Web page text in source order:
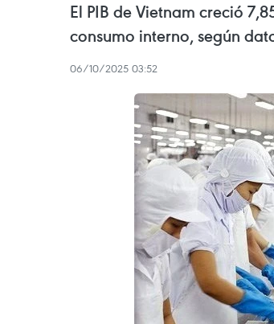
El PIB de Vietnam creció
consumo interno, según
06/10/2025 03:52